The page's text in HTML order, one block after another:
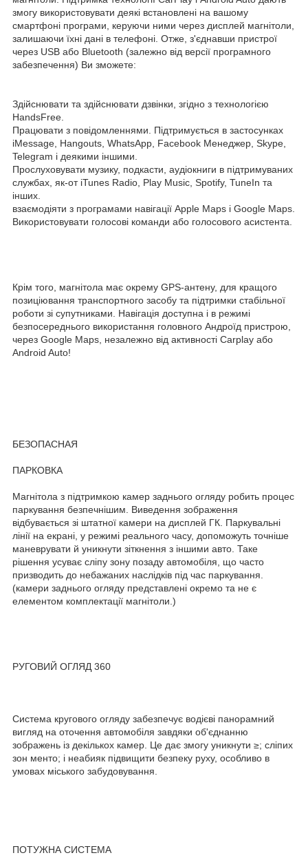
змогу використовувати деякі встановлені на вашому
смартфоні програми, керуючи ними через дисплей магнітоли,
залишаючи їхні дані в телефоні. Отже, з'єднавши пристрої
через USB або Bluetooth (залежно від версії програмного
забезпечення) Ви зможете:
Здійснювати та здійснювати дзвінки, згідно з технологією
HandsFree.
Працювати з повідомленнями. Підтримується в застосунках
iMessage, Hangouts, WhatsApp, Facebook Менеджер, Skype,
Telegram і деякими іншими.
Прослуховувати музику, подкасти, аудіокниги в підтримуваних
службах, як-от iTunes Radio, Play Music, Spotify, TuneIn та
інших.
взаємодіяти з програмами навігації Apple Maps і Google Maps.
Використовувати голосові команди або голосового асистента.
Крім того, магнітола має окрему GPS-антену, для кращого
позиціювання транспортного засобу та підтримки стабільної
роботи зі супутниками. Навігація доступна і в режимі
безпосереднього використання головного Андроїд пристрою,
через Google Maps, незалежно від активності Carplay або
Android Auto!
БЕЗОПАСНАЯ
ПАРКОВКА
Магнітола з підтримкою камер заднього огляду робить процес
паркування безпечнішим. Виведення зображення
відбувається зі штатної камери на дисплей ГК. Паркувальні
лінії на екрані, у режимі реального часу, допоможуть точніше
маневрувати й уникнути зіткнення з іншими авто. Таке
рішення усуває сліпу зону позаду автомобіля, що часто
призводить до небажаних наслідків під час паркування.
(камери заднього огляду представлені окремо та не є
елементом комплектації магнітоли.)
РУГОВИЙ ОГЛЯД 360
Система кругового огляду забезпечує водієві панорамний
вигляд на оточення автомобіля завдяки об'єднанню
зображень із декількох камер. Це дає змогу уникнути ≥; сліпих
зон менто; і неабияк підвищити безпеку руху, особливо в
умовах міського забудовування.
ПОТУЖНА СИСТЕМА